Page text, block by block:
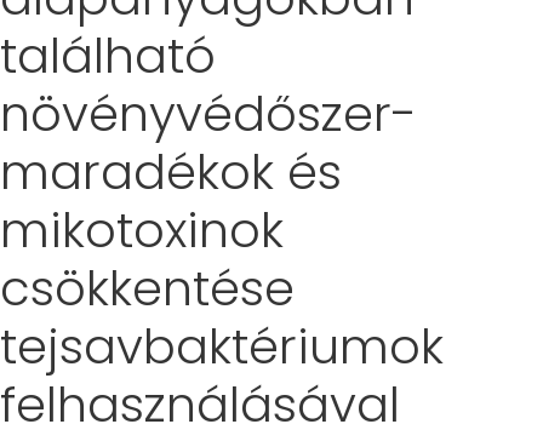
található
növényvédőszer-
maradékok és
mikotoxinok
csökkentése
tejsavbaktériumok
felhasználásával